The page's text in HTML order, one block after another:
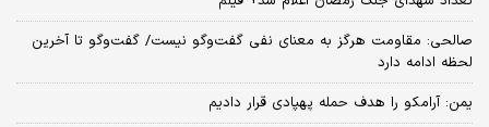
صالحی: مقاومت هرگز به معنای نفی گفت‌وگو نیست/ گفت‌وگو تا آخرین
لحظه ادامه دارد
یمن: آرامکو را هدف حمله پهپادی قرار دادیم